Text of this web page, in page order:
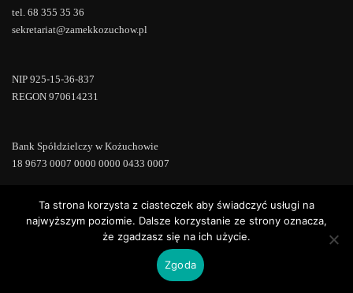
tel. 68 355 35 36
sekretariat@zamekkozuchow.pl
NIP 925-15-36-837
REGON 970614231
Bank Spółdzielczy w Kożuchowie
18 9673 0007 0000 0000 0433 0007
Copyright © 2022 | Powered byWordPress |ConsultStreet theme by
Ta strona korzysta z ciasteczek aby świadczyć usługi na
najwyższym poziomie. Dalsze korzystanie ze strony oznacza,
że zgadzasz się na ich użycie.
Zgoda